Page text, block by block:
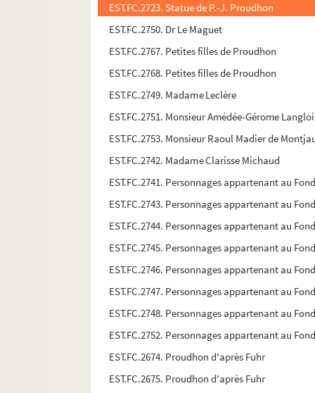
EST.FC.2723. Statue de P.-J. Proudhon
EST.FC.2750. Dr Le Maguet
EST.FC.2767. Petites filles de Proudhon
EST.FC.2768. Petites filles de Proudhon
EST.FC.2749. Madame Leclère
EST.FC.2751. Monsieur Amédée-Gérome
EST.FC.2753. Monsieur Raoul Madier de
EST.FC.2742. Madame Clarisse Michaud
EST.FC.2741. Personnages appartenant au
EST.FC.2743. Personnages appartenant au
EST.FC.2744. Personnages appartenant au
EST.FC.2745. Personnages appartenant au
EST.FC.2746. Personnages appartenant au
EST.FC.2747. Personnages appartenant au
EST.FC.2748. Personnages appartenant au
EST.FC.2752. Personnages appartenant au
EST.FC.2674. Proudhon d'après Fuhr
EST.FC.2675. Proudhon d'après Fuhr